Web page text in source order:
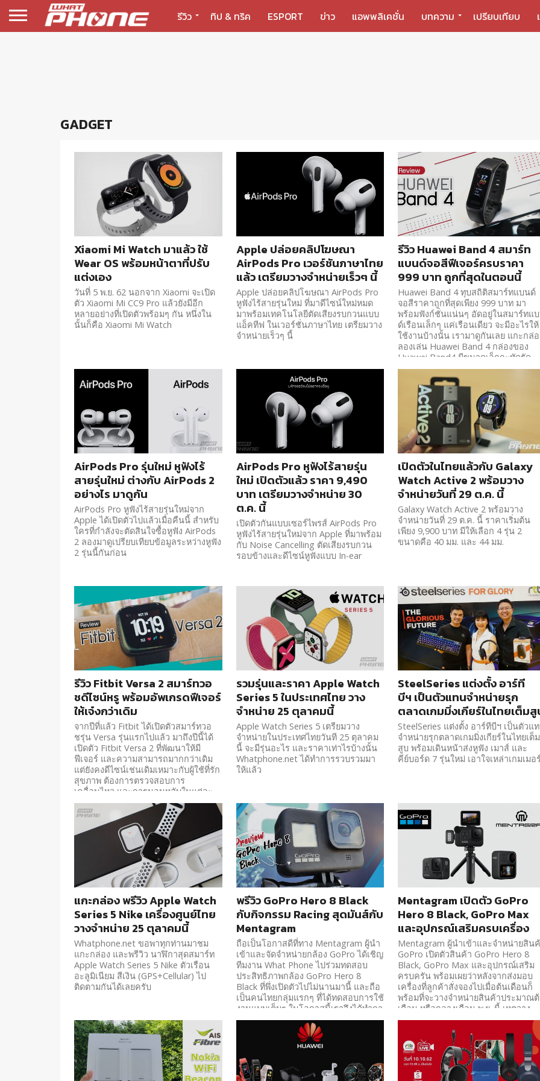
รีวิว ทิป & ทริค ESPORT ข่าว แอพพลิเคชั่น บทความ เปรียบเทียบ
GADGET
Xiaomi Mi Watch มาแล้ว ใช้
Wear OS พร้อมหน้าตาที่ปรับ
แต่งเอง
วันที่ 5 พ.ย. 62 นอกจาก Xiaomi จะเปิด
ตัว Xiaomi Mi CC9 Pro แล้วยังมีอีก
หลายอย่างที่เปิดตัวพร้อมๆ กัน หนึ่งใน
นั้นก็คือ Xiaomi Mi Watch
Apple ปล่อยคลิปโฆษณา
AirPods Pro เวอร์ชันภาษาไทย
แล้ว เตรียมวางจำหน่ายเร็วๆ นี้
Apple ปล่อยคลิปโฆษณา AirPods Pro
หูฟังไร้สายรุ่นใหม่ ที่มาดีไซน์ใหม่หมด
มาพร้อมเทคโนโลยีตัดเสียงรบกวนแบบ
แอ็คทีฟ ในเวอร์ชั่นภาษาไทย เตรียมวาง
จำหน่ายเร็วๆ นี้
รีวิว Huawei Band 4 สมาร์ท
แบนด์จอสีฟีเจอร์ครบราคา
999 บาท ถูกที่สุดในตอนนี้
Huawei Band 4 ทุบสถิติสมาร์ทแบนด์
จอสีราคาถูกที่สุดเพียง 999 บาท มา
พร้อมฟังก์ชั่นแน่นๆ อัดอยู่ในสมาร์ทแ
ด์เรือนเล็กๆ แค่เรือนเดียว จะมีอะไรให้
ใช้งานบ้างนั้น เรามาดูกันเลย แกะกล่อ
ลองเล่น Huawei Band 4 กล่องของ
Huawei Band4 มีขนาดเล็กกะทัดรัด
พร้อมบอกจุดเด่น ฟีเจอร์การใช้งาน
หลักๆ อยู่ที่ด้านหลัง...
AirPods Pro รุ่นใหม่ หูฟังไร้
สายรุ่นใหม่ ต่างกับ AirPods 2
อย่างไร มาดูกัน
AirPods Pro หูฟังไร้สายรุ่นใหม่จาก
Apple ได้เปิดตัวไปแล้วเมื่อคืนนี้ สำหรับ
ใครที่กำลังจะตัดสินใจซื้อหูฟัง AirPods
2 ลองมาดูเปรียบเทียบข้อมูลระหว่างหูฟัง
2 รุ่นนี้กันก่อน
AirPods Pro หูฟังไร้สายรุ่น
ใหม่ เปิดตัวแล้ว ราคา 9,490
บาท เตรียมวางจำหน่าย 30
ต.ค. นี้
เปิดตัวกันแบบเซอร์ไพรส์ AirPods Pro
หูฟังไร้สายรุ่นใหม่จาก Apple ที่มาพร้อม
กับ Noise Cancelling ตัดเสียงรบกวน
รอบข้างและดีไซน์หูฟังแบบ In-ear
เปิดตัวในไทยแล้วกับ Galaxy
Watch Active 2 พร้อมวาง
จำหน่ายวันที่ 29 ต.ค. นี้
Galaxy Watch Active 2 พร้อมวาง
จำหน่ายวันที่ 29 ต.ค. นี้ ราคาเริ่มต้น
เพียง 9,900 บาท มีให้เลือก 4 รุ่น 2
ขนาดคือ 40 มม. และ 44 มม.
รีวิว Fitbit Versa 2 สมาร์ทวอ
ชดีไซน์หรู พร้อมอัพเกรดฟีเจอร์
ให้เจ๋งกว่าเดิม
จากปีที่แล้ว Fitbit ได้เปิดตัวสมาร์ทวอ
ชรุ่น Versa รุ่นแรกไปแล้ว มาถึงปีนี้ได้
เปิดตัว Fitbit Versa 2 ที่พัฒนาให้มี
ฟีเจอร์ และความสามารถมากกว่าเดิม
แต่ยังคงดีไซน์เช่นเดิมเหมาะกับผู้ใช้ที่รัก
สุขภาพ ต้องการตรวจสอบการ
เคลื่อนไหว และการนอนหลับในแต่ละ
วัน มาดูกันครับว่าจะมีอะไรที่น่าใช้กว่า
เดิม แกะกล่อง ตั้งค่าการใช้งานกับ
Fitbit Versa 2 เครื่องที่เราได้มาทดสอบ
เป็นรุ่น Standard...
รวมรุ่นและราคา Apple Watch
Series 5 ในประเทศไทย วาง
จำหน่าย 25 ตุลาคมนี้
Apple Watch Series 5 เตรียมวาง
จำหน่ายในประเทศไทยวันที 25 ตุลาคม
นี้ จะมีรุ่นอะไร และราคาเท่าไรบ้างนั้น
Whatphone.net ได้ทำการรวบรวมมา
ให้แล้ว
SteelSeries แต่งตั้ง อาร์ที
บีฯ เป็นตัวแทนจำหน่ายรุก
ตลาดเกมมิ่งเกียร์ในไทยเต็ม
SteelSeries แต่งตั้ง อาร์ทีบีฯ เป็นตัวแ
จำหน่ายรุกตลาดเกมมิ่งเกียร์ในไทยเต็ม
สูบ พร้อมเดินหน้าส่งหูฟัง เมาส์ และ
คีย์บอร์ด 7 รุ่นใหม่ เอาใจเหล่าเกมเมอ
แกะกล่อง พรีวิว Apple Watch
Series 5 Nike เครื่องศูนย์ไทย
วางจำหน่าย 25 ตุลาคมนี้
Whatphone.net ขอพาทุกท่านมาชม
แกะกล่อง และพรีวิว นาฬิกาสุดสมาร์ท
Apple Watch Series 5 Nike ตัวเรือน
อะลูมิเนียม สีเงิน (GPS+Cellular) ไป
ติดตามกันได้เลยครับ
พรีวิว GoPro Hero 8 Black
กับกิจกรรม Racing สุดมันส์กับ
Mentagram
ถือเป็นโอกาสดีที่ทาง Mentagram ผู้นำ
เข้าและจัดจำหน่ายกล้อง GoPro ได้เชิญ
ทีมงาน What Phone ไปร่วมทดสอบ
ประสิทธิภาพกล้อง GoPro Hero 8
Black ที่พึ่งเปิดตัวไปไม่นานมานี้ และถือ
เป็นคนไทยกลุ่มแรกๆ ที่ได้ทดสอบการใช้
งานแบบเต็มๆ ในโอกาสนี้เราจึงได้ทำกา
รพรีวิว และนำภาพถ่าย คลิปวิดีโอมา
ฝากกัน จุดเด่นของ GOPRO HERO 8...
Mentagram เปิดตัว GoPro
Hero 8 Black, GoPro Max
และอุปกรณ์เสริมครบเครื่อง
Mentagram ผู้นำเข้าและจำหน่ายสิน
GoPro เปิดตัวสินค้า GoPro Hero 8
Black, GoPro Max และอุปกรณ์เสริม
ครบครัน พร้อมเผยว่าหลังจากส่งมอบ
เครื่องที่ลูกค้าสั่งจองไปเมื่อต้นเดือนก็
พร้อมที่จะวางจำหน่ายสินค้าประมาณ
เดือน หรือกลางเดือน พ.ย. นี้ เหตุวาง
จำหน่ายช้าเพราะสินค้าขาดตลาดทั่ว
โลก GoPro HERO 8 Black HERO8
Black...